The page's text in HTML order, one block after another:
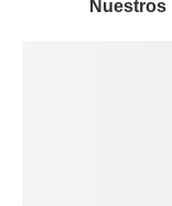
Nuestros